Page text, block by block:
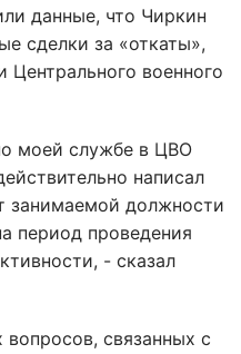
данные, что Чиркин
сделки за «откаты»,
Центрального военного
моей службе в ЦВО
написал
занимаемой должности
период проведения
- сказал
вопросов, связанных с